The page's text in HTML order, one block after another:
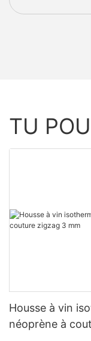
TU
Housse à vin
néoprène à